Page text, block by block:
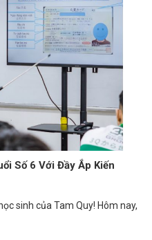
Số 6 Với Đầy Ắp Kiến
sinh của Tam Quy! Hôm nay,